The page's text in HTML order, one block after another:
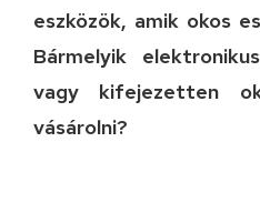
eszközök, amik okos
Bármelyik
vagy kifejezetten
vásárolni?